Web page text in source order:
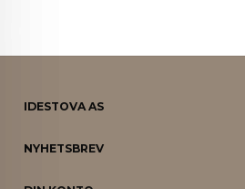
IDESTOVA AS
NYHETSBREV